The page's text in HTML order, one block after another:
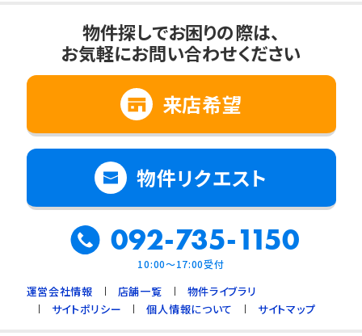
物件探しでお困りの際は、
お気軽にお問い合わせください
来店希望
物件リクエスト
092-735-1150
10:00～17:00受付
運営会社情報 店舗一覧
物件ライブラリ
サイトポリシー
個人情報について サイトマップ